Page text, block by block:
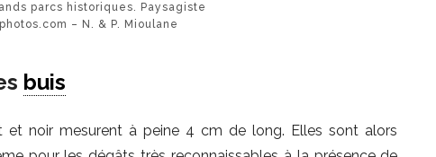
parcs historiques. Paysagiste
– N. & P. Mioulane
buis
et noir mesurent à peine 4 cm de long. Elles sont alors